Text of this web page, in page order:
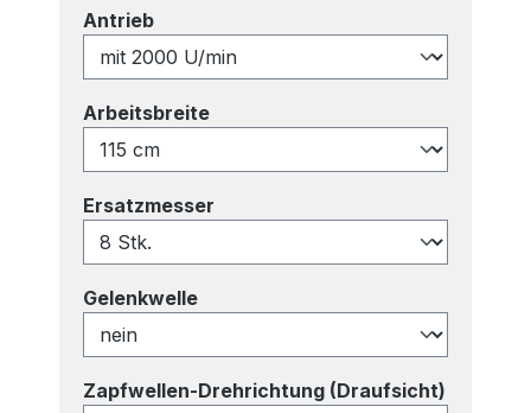
Antriebauswählen
Arbeitsbreiteauswählen
Ersatzmesser
Gelenkwelleauswählen
Zapfwellen-Drehrichtung (Draufsicht)